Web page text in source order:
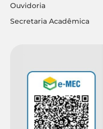
Ouvidoria
Secretaria Acadêmica